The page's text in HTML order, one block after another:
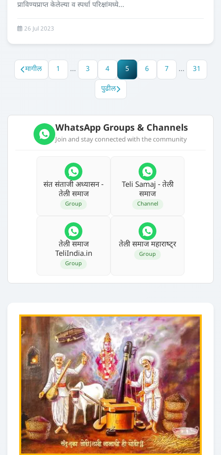
प्राविण्यप्राप्त केलेल्या व स्पर्धा परिक्षांमध्ये...
26 Jul 2023
मागील 1 ... 3 4 5 6 7 ... 31
पुढील
WhatsApp Groups & Channels
Join and stay connected with the community
संत संताजी अध्‍यासन -
तेली समाज
Group
Teli Samaj - तेली
समाज
Channel
तेली समाज
TeliIndia.in
Group
तेली समाज महाराष्‍ट्र
Group